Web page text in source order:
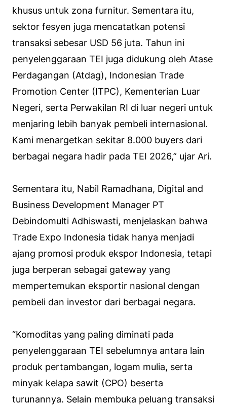
khusus untuk zona furnitur. Sementara itu,
sektor fesyen juga mencatatkan potensi
transaksi sebesar USD 56 juta. Tahun ini
penyelenggaraan TEI juga didukung oleh Atase
Perdagangan (Atdag), Indonesian Trade
Promotion Center (ITPC), Kementerian Luar
Negeri, serta Perwakilan RI di luar negeri untuk
menjaring lebih banyak pembeli internasional.
Kami menargetkan sekitar 8.000 buyers dari
berbagai negara hadir pada TEI 2026,” ujar Ari.
Sementara itu, Nabil Ramadhana, Digital and
Business Development Manager PT
Debindomulti Adhiswasti, menjelaskan bahwa
Trade Expo Indonesia tidak hanya menjadi
ajang promosi produk ekspor Indonesia, tetapi
juga berperan sebagai gateway yang
mempertemukan eksportir nasional dengan
pembeli dan investor dari berbagai negara.
“Komoditas yang paling diminati pada
penyelenggaraan TEI sebelumnya antara lain
produk pertambangan, logam mulia, serta
minyak kelapa sawit (CPO) beserta
turunannya. Selain membuka peluang transaksi